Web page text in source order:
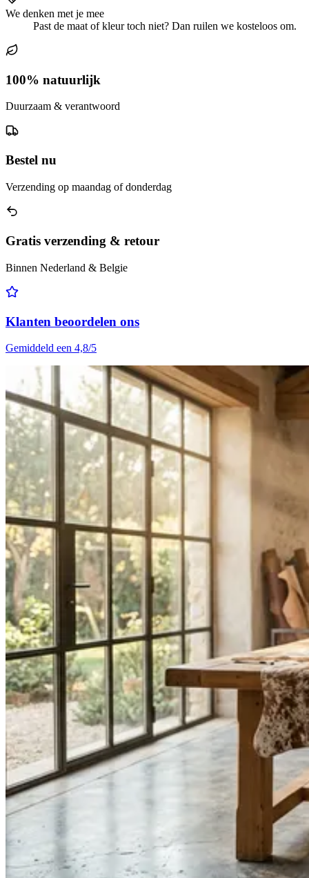
We denken met je mee
Past de maat of kleur toch niet? Dan ruilen we kosteloos om.
100% natuurlijk
Duurzaam & verantwoord
Bestel nu
Verzending op maandag of donderdag
Gratis verzending & retour
Binnen Nederland & Belgie
Klanten beoordelen ons
Gemiddeld een 4,8/5